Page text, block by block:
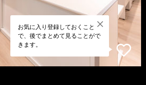
お気に入り登録しておくこと
で、後でまとめて見ることがで
きます。